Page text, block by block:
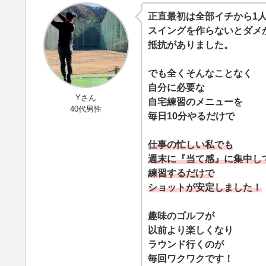
Yさん
40代男性
正直最初は全部イチから1
スイングを作らないとダメ
抵抗がありました。
でも全くそんなことなく
自分に必要な
自宅練習のメニューを
毎日10分やるだけで
仕事の忙しい私でも
週末に『当て感』に集中し
練習するだけで
ショットが安定しました！
趣味のゴルフが
以前より楽しくなり
ラウンド行くのが
毎回ワクワクです！